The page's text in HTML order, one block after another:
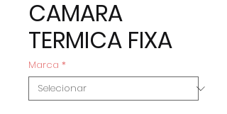
CAMARA
TERMICA FIXA
Marca *